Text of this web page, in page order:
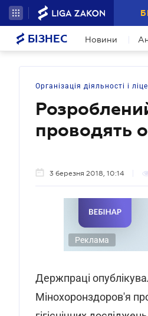
БІЗНЕС Новини
Організація діяльності і
проводять
3 березня 2018, 10:14
Реклама
Держпраці
Мінохоронздоров'я